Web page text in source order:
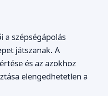
a szépségápolás
játszanak. A
és az azokhoz
elengedhetetlen a